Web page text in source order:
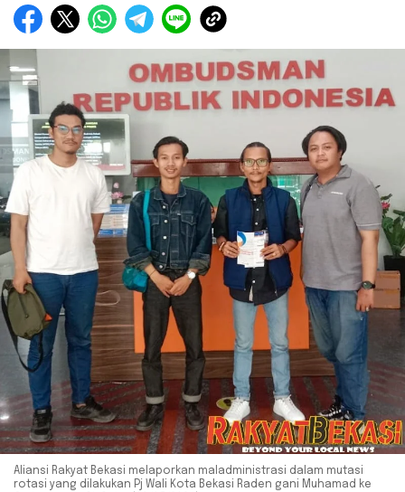
Aliansi Rakyat Bekasi melaporkan maladministrasi dalam mutasi
rotasi yang dilakukan Pj Wali Kota Bekasi Raden gani Muhamad ke